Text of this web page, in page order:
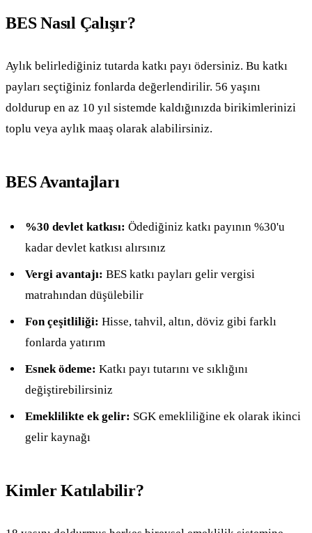
BES Nasıl Çalışır?
Aylık belirlediğiniz tutarda katkı payı ödersiniz. Bu katkı
payları seçtiğiniz fonlarda değerlendirilir. 56 yaşını
doldurup en az 10 yıl sistemde kaldığınızda birikimlerinizi
toplu veya aylık maaş olarak alabilirsiniz.
BES Avantajları
%30 devlet katkısı: Ödediğiniz katkı payının %30'u
kadar devlet katkısı alırsınız
Vergi avantajı: BES katkı payları gelir vergisi
matrahından düşülebilir
Fon çeşitliliği: Hisse, tahvil, altın, döviz gibi farklı
fonlarda yatırım
Esnek ödeme: Katkı payı tutarını ve sıklığını
değiştirebilirsiniz
Emeklilikte ek gelir: SGK emekliliğine ek olarak ikinci
gelir kaynağı
Kimler Katılabilir?